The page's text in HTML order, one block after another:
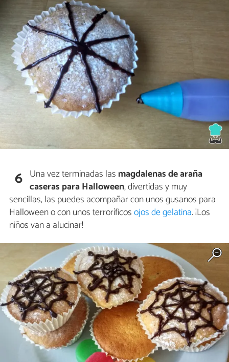
6 Una vez terminadas las magdalenas de araña
caseras para Halloween, divertidas y muy
sencillas, las puedes acompañar con unos gusanos para
Halloween o con unos terroríficosojos de gelatina. ¡Los
niños van a alucinar!